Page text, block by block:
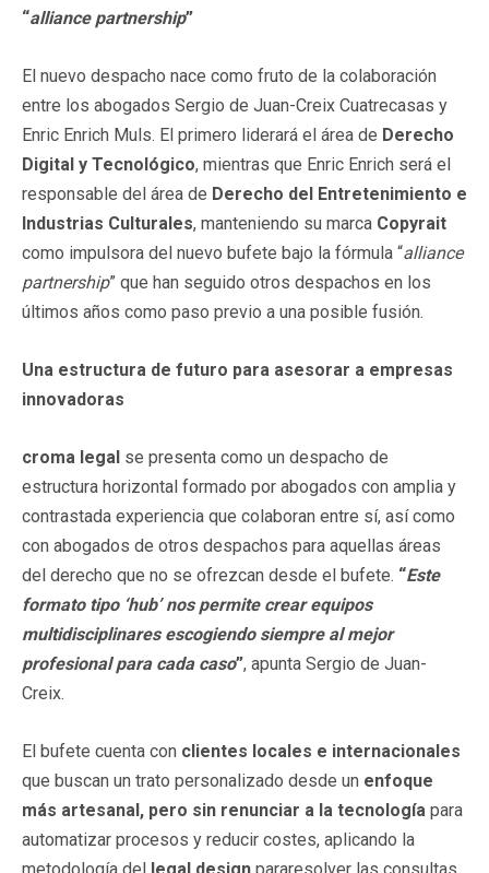
“alliance partnership”
El nuevo despacho nace como fruto de la colaboración
entre los abogados Sergio de Juan-Creix Cuatrecasas y
Enric Enrich Muls. El primero liderará el área de Derecho
Digital y Tecnológico, mientras que Enric Enrich será el
responsable del área de Derecho del Entretenimiento e
Industrias Culturales, manteniendo su marca Copyrait
como impulsora del nuevo bufete bajo la fórmula “alliance
partnership” que han seguido otros despachos en los
últimos años como paso previo a una posible fusión.
Una estructura de futuro para asesorar a empresas
innovadoras
croma legal se presenta como un despacho de
estructura horizontal formado por abogados con amplia y
contrastada experiencia que colaboran entre sí, así como
con abogados de otros despachos para aquellas áreas
del derecho que no se ofrezcan desde el bufete. “Este
formato tipo ‘hub’ nos permite crear equipos
multidisciplinares escogiendo siempre al mejor
profesional para cada caso”, apunta Sergio de Juan-
Creix.
El bufete cuenta con clientes locales e internacionales
que buscan un trato personalizado desde un enfoque
más artesanal, pero sin renunciar a la tecnología para
automatizar procesos y reducir costes, aplicando la
metodología del legal design pararesolver las consultas